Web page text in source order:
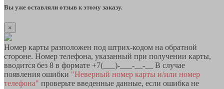
Вы уже оставляли отзыв к этому заказу.
×
Номер карты разположен под штрих-кодом на обратной
стороне. Номер телефона, указанный при получении карты,
вводится без 8 в формате +7(___)-___-__-__ В случае
появления ошибки "Неверный номер карты и/или номер
телефона" проверьте введенные данные, если ошибка не